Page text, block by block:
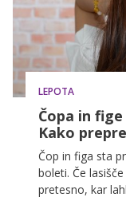
LEPOTA
Čopa in
Kako
Čop in figa sta
boleti. Če
pretesno, kar